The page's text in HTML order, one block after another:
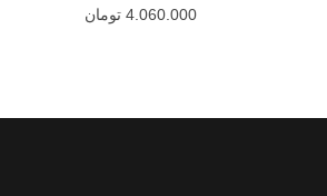
4.060.000 تومان